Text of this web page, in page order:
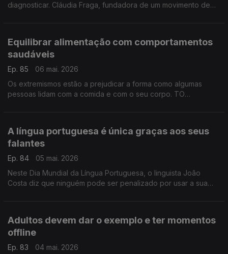
diagnosticar. Cláudia Fraga, fundadora de um movimento de
Equilibrar alimentação com comportamentos
saudáveis
Ep. 85
06 mai. 2026
Os extremismos estão a prejudicar a forma como algumas
pessoas lidam com a comida e com o seu corpo. TO
A língua portuguesa é única graças aos seus
falantes
Ep. 84
05 mai. 2026
Neste Dia Mundial da Língua Portuguesa, o linguista João
Costa diz que ninguém pode ser penalizado por usar a sua
Adultos devem dar o exemplo e ter momentos
offline
Ep. 83
04 mai. 2026